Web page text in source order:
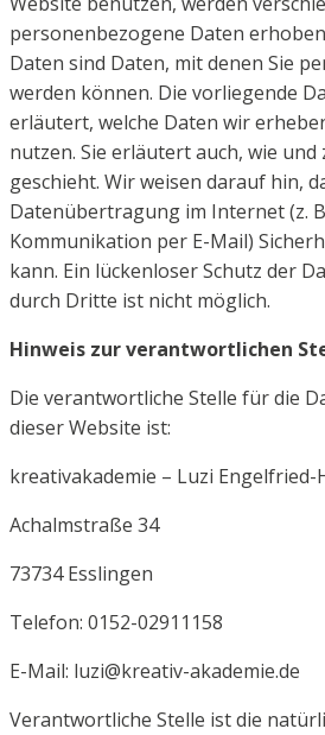
personenbezogene Daten
Daten sind Daten, mit denen Sie
werden können. Die vorliegende
erläutert, welche Daten wir
nutzen. Sie erläutert auch, wie und
geschieht. Wir weisen darauf hin,
Datenübertragung im Internet (z.
Kommunikation per E-Mail)
kann. Ein lückenloser Schutz der
durch Dritte ist nicht möglich.
Hinweis zur verantwortlichen
Die verantwortliche Stelle für die
dieser Website ist:
kreativakademie – Luzi Engelfried-
Achalmstraße 34
73734 Esslingen
Telefon: 0152-02911158
E-Mail: luzi@kreativ-akademie.de
Verantwortliche Stelle ist die